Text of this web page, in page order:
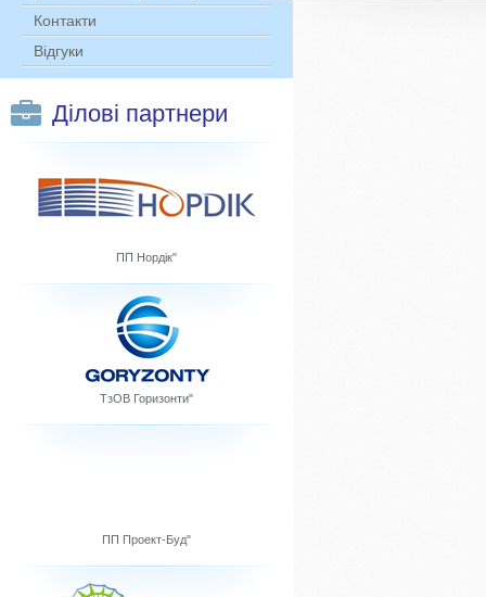
Контакти
Відгуки
Ділові партнери
ПП Нордік"
ТзОВ Горизонти"
ПП Проект-Буд"